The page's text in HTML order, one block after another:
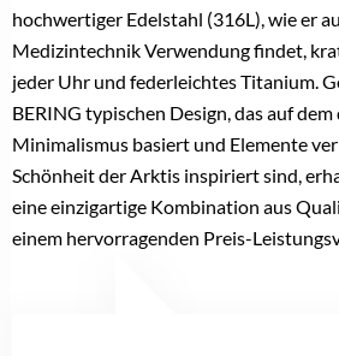
hochwertiger Edelstahl (316L), wie er
Medizintechnik Verwendung findet,
jeder Uhr und federleichtes Titanium.
BERING typischen Design, das auf dem
Minimalismus basiert und Elemente
Schönheit der Arktis inspiriert sind,
eine einzigartige Kombination aus
einem hervorragenden Preis-